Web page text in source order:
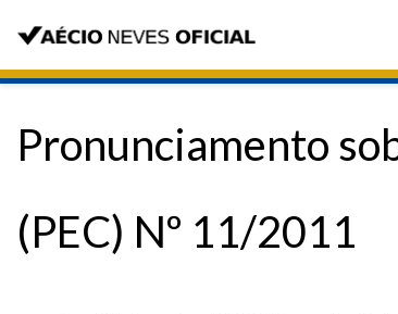
Pronunciamento
(PEC) Nº 11/2011